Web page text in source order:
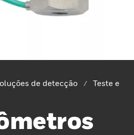
de detecção
Teste e